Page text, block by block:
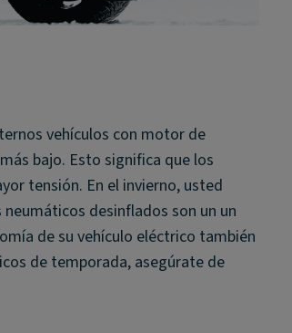
vehículos con motor de
bajo. Esto significa que los
tensión. En el invierno, usted
desinflados son un un
de su vehículo eléctrico también
de temporada, asegúrate de